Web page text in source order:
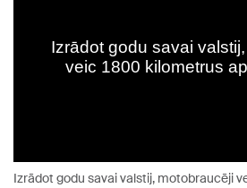
Izrādot godu savai valstij, motobraucēji